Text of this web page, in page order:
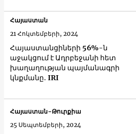
Հայաստանցիների 56%-ն
աջակցում է Ադրբեջանի հետ
խաղաղության պայմանագրի
կնքմանը․ IRI
Հայաստան
21 Հոկտեմբերի, 2024
Հայաստան-Թուրքիա
25 Սեպտեմբերի, 2024